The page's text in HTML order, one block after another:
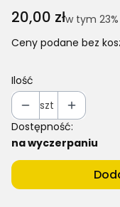
Cena
20,00 złw tym 23%
w tym 23%
Ceny podane bez
Ilość
szt
Dostępność:
na wyczerpaniu